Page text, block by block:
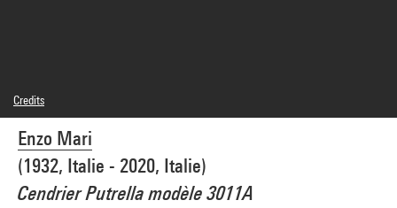
Enzo Mari
(1932, Italie - 2020, Italie)
Cendrier Putrella modèle 3011A
Credits
© Enzo Mari
Photo credits : Bertrand Prévost - Centre Pompidou, MNAM-CCI
Image reference : 4N40673